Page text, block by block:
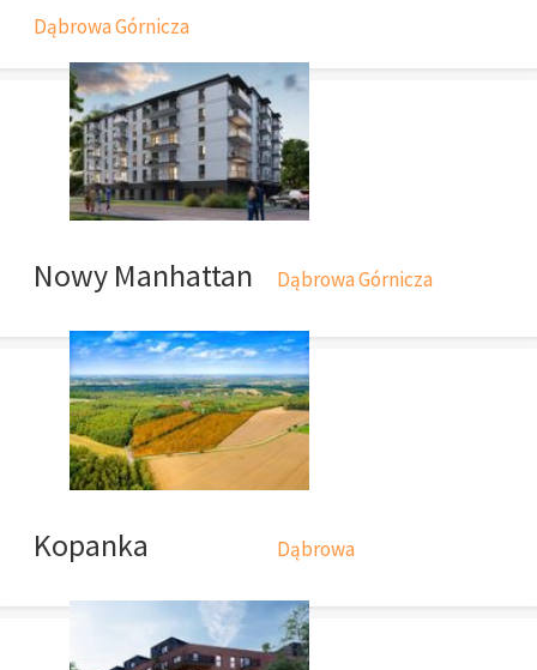
Dąbrowa Górnicza
Nowy Manhattan Dąbrowa Górnicza
Kopanka Dąbrowa